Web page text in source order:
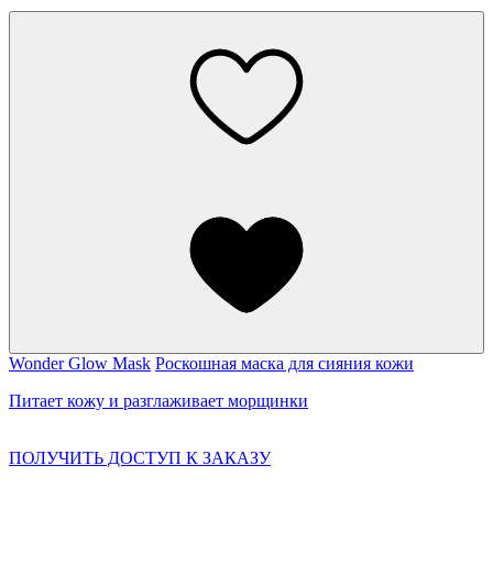
Wonder Glow Mask Роскошная маска для сияния кожи
Питает кожу и разглаживает морщинки
ПОЛУЧИТЬ ДОСТУП К ЗАКАЗУ